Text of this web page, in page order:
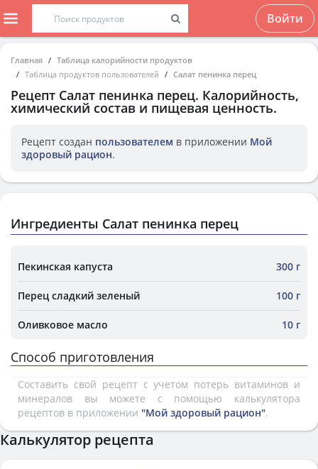
Войти
Главная
Таблица калорийности продуктов
Таблица продуктов пользователей
Салат пенинка перец
Рецепт Салат пенинка перец. Калорийность,
химический состав и пищевая ценность.
Рецепт создан пользователем в приложении Мой
здоровый рацион.
Ингредиенты Салат пенинка перец
Пекинская капуста 300 г
Перец сладкий зеленый 100 г
Оливковое масло 10 г
Способ приготовления
Составить свой рецепт с учетом потерь витаминов и
минералов вы можете с помощью калькулятора
рецептов в приложении "Мой здоровый рацион".
Калькулятор рецепта